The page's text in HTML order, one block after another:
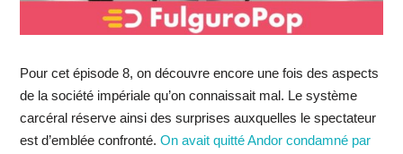
Pour cet épisode 8, on découvre encore une fois des aspects
de la société impériale qu’on connaissait mal. Le système
carcéral réserve ainsi des surprises auxquelles le spectateur
est d’emblée confronté. On avait quitté Andor condamné par